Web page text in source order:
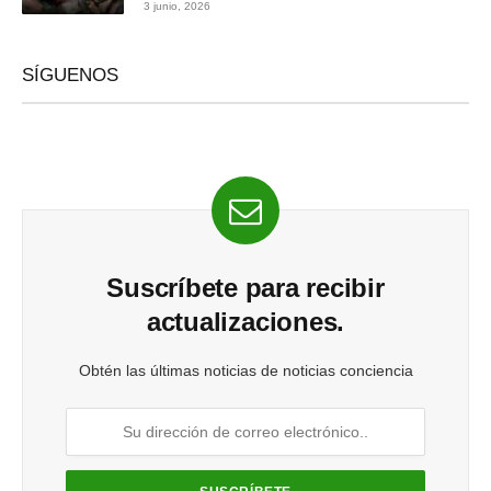
3 junio, 2026
SÍGUENOS
Suscríbete para recibir
actualizaciones.
Obtén las últimas noticias de noticias conciencia